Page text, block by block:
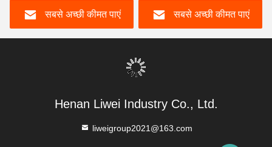
अखंडता और प्रदर्शन सुनिश्चित
करता है
सबसे अच्छी कीमत पाएं सबसे अच्छी कीमत पाएं
Henan Liwei Industry Co., Ltd.
liweigroup2021@163.com